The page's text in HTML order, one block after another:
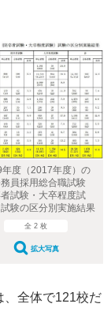
年度（2017年度）の
員採用総合職試験
者試験・大卒程度試
験の区分別実施結果
全 2 枚
拡大写真
、全体で121校だ